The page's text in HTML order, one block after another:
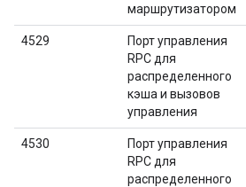
маршрутизатором
4529
Порт управления
RPC для
распределенного
кэша и вызовов
управления
4530
Порт управления
RPC для
распределенного